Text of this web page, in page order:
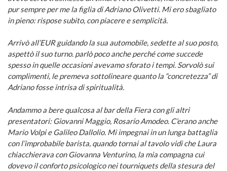
pur sempre per me la figlia di Adriano Olivetti. Mi ero sbagliato
in pieno: rispose subito, con piacere e semplicità.
Arrivò all’EUR guidando la sua automobile, sedette al suo posto,
aspettò il suo turno. parlò poco anche perché come succede
spesso in quelle occasioni avevamo sforato i tempi. Sorvolò sui
complimenti, le premeva sottolineare quanto la “concretezza” di
Adriano fosse intrisa di spiritualità.
Andammo a bere qualcosa al bar della Fiera con gli altri
presentatori: Giovanni Maggio, Rosario Amodeo. C’erano anche
Mario Volpi e Galileo Dallolio. Mi impegnai in un lunga battaglia
con l’improbabile barista, quando tornai al tavolo vidi che Laura
chiacchierava con Giovanna Venturino, la mia compagna cui
dovevo il conforto psicologico nei tourniquets della stesura del